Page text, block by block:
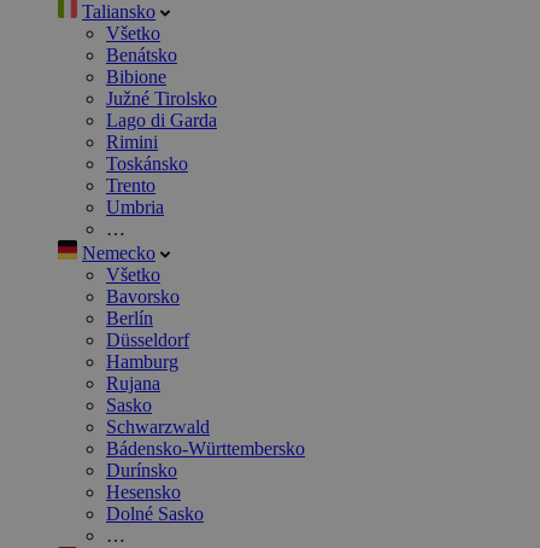
Taliansko
Všetko
Benátsko
Bibione
Južné Tirolsko
Lago di Garda
Rimini
Toskánsko
Trento
Umbria
…
Nemecko
Všetko
Bavorsko
Berlín
Düsseldorf
Hamburg
Rujana
Sasko
Schwarzwald
Bádensko-Württembersko
Durínsko
Hesensko
Dolné Sasko
…